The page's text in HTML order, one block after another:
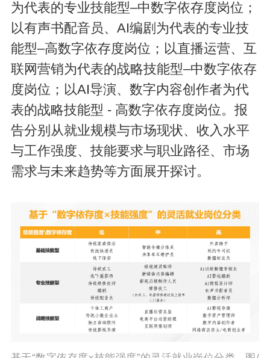
为代表的专业技能型–中数字依存度岗位；
以有声书配音员、AI编剧为代表的专业技
能型–高数字依存度岗位；以直播运营、互
联网营销为代表的战略技能型–中数字依存
度岗位；以AI导演、数字内容创作者为代
表的战略技能型 - 高数字依存度岗位。报
告分别从就业规模与市场现状、收入水平
与工作强度、技能要求与职业路径、市场
需求与未来趋势等方面展开探讨。